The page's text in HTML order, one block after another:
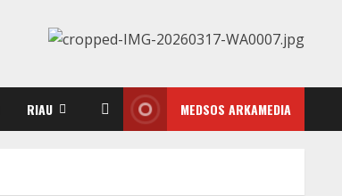
RIAU MEDSOS ARKAMEDIA